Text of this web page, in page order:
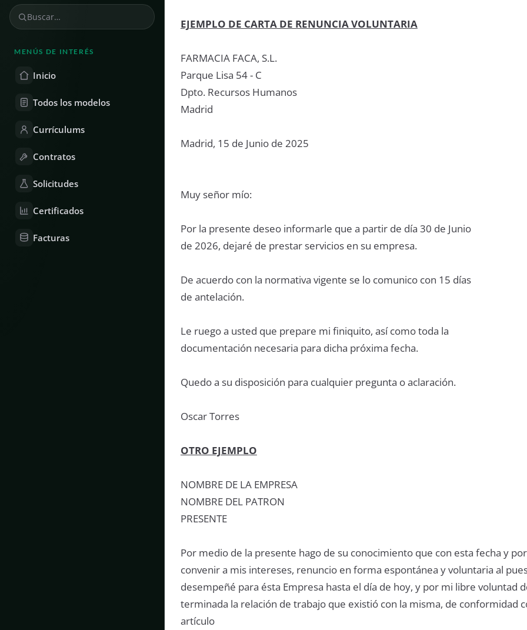
MENÚS DE INTERÉS
Inicio
Todos los modelos
Currículums
Contratos
Solicitudes
Certificados
Facturas
EJEMPLO DE CARTA DE RENUNCIA VOLUNTARIA
FARMACIA FACA, S.L.
Parque Lisa 54 - C
Dpto. Recursos Humanos
Madrid
Madrid, 15 de Junio de 2025
Muy señor mío:
Por la presente deseo informarle que a partir de día 30 de Junio
de 2026, dejaré de prestar servicios en su empresa.
De acuerdo con la normativa vigente se lo comunico con 15 días
de antelación.
Le ruego a usted que prepare mi finiquito, así como toda la
documentación necesaria para dicha próxima fecha.
Quedo a su disposición para cualquier pregunta o aclaración.
Oscar Torres
OTRO EJEMPLO
NOMBRE DE LA EMPRESA
NOMBRE DEL PATRON
PRESENTE
Por medio de la presente hago de su conocimiento que con esta fecha y
convenir a mis intereses, renuncio en forma espontánea y voluntaria al
desempeñé para ésta Empresa hasta el día de hoy, y por mi libre voluntad
terminada la relación de trabajo que existió con la misma, de conformidad
artículo